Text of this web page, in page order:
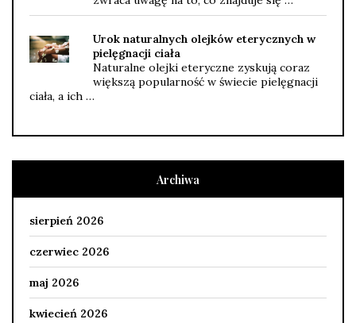
Urok naturalnych olejków eterycznych w
pielęgnacji ciała
Naturalne olejki eteryczne zyskują coraz
większą popularność w świecie pielęgnacji
ciała, a ich …
Archiwa
sierpień 2026
czerwiec 2026
maj 2026
kwiecień 2026